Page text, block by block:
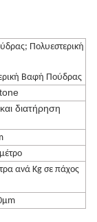
Πολυεστερική
Βαφή Πούδρας
διατήρηση
ανά Kg σε πάχος